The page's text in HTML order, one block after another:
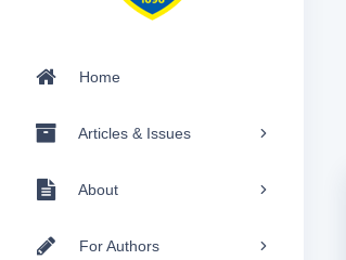
Home
Articles & Issues
About
For Authors